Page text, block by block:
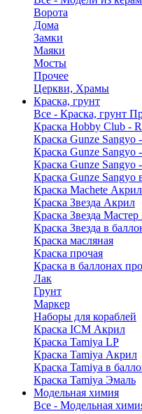
Ворота
Дома
Замки
Маяки
Мосты
Прочее
Церкви, Храмы
Краска, грунт
Все - Краска, грунт
Краска Hobby Club -
Краска Gunze Sangyo
Краска Gunze Sangyo
Краска Gunze Sangyo
Краска Gunze Sangyo
Краска Machete Акрил
Краска Звезда Акрил
Краска Звезда
Краска Звезда в
Краска масляная
Краска прочая
Краска в баллонах
Лак
Грунт
Маркер
Наборы для кораблей
Краска ICM Акрил
Краска Tamiya LP
Краска Tamiya Акрил
Краска Tamiya в
Краска Tamiya Эмаль
Модельная химия
Все - Модельная